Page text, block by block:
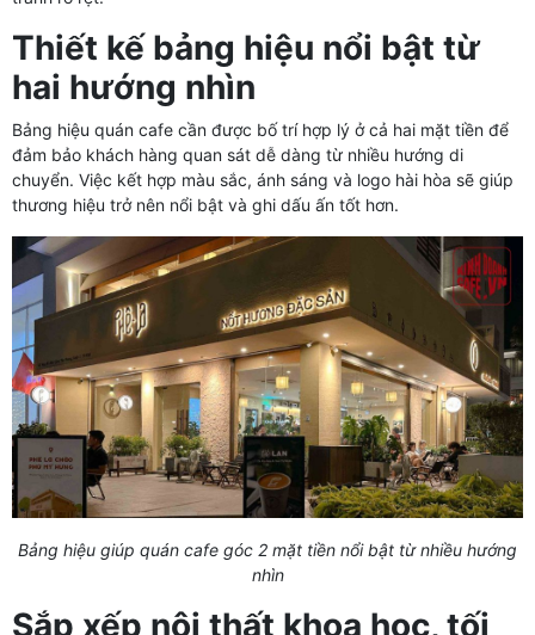
Thiết kế bảng hiệu nổi bật từ
hai hướng nhìn
Bảng hiệu quán cafe cần được bố trí hợp lý ở cả hai mặt tiền để
đảm bảo khách hàng quan sát dễ dàng từ nhiều hướng di
chuyển. Việc kết hợp màu sắc, ánh sáng và logo hài hòa sẽ giúp
thương hiệu trở nên nổi bật và ghi dấu ấn tốt hơn.
Bảng hiệu giúp quán cafe góc 2 mặt tiền nổi bật từ nhiều hướng
nhìn
Sắp xếp nội thất khoa học, tối